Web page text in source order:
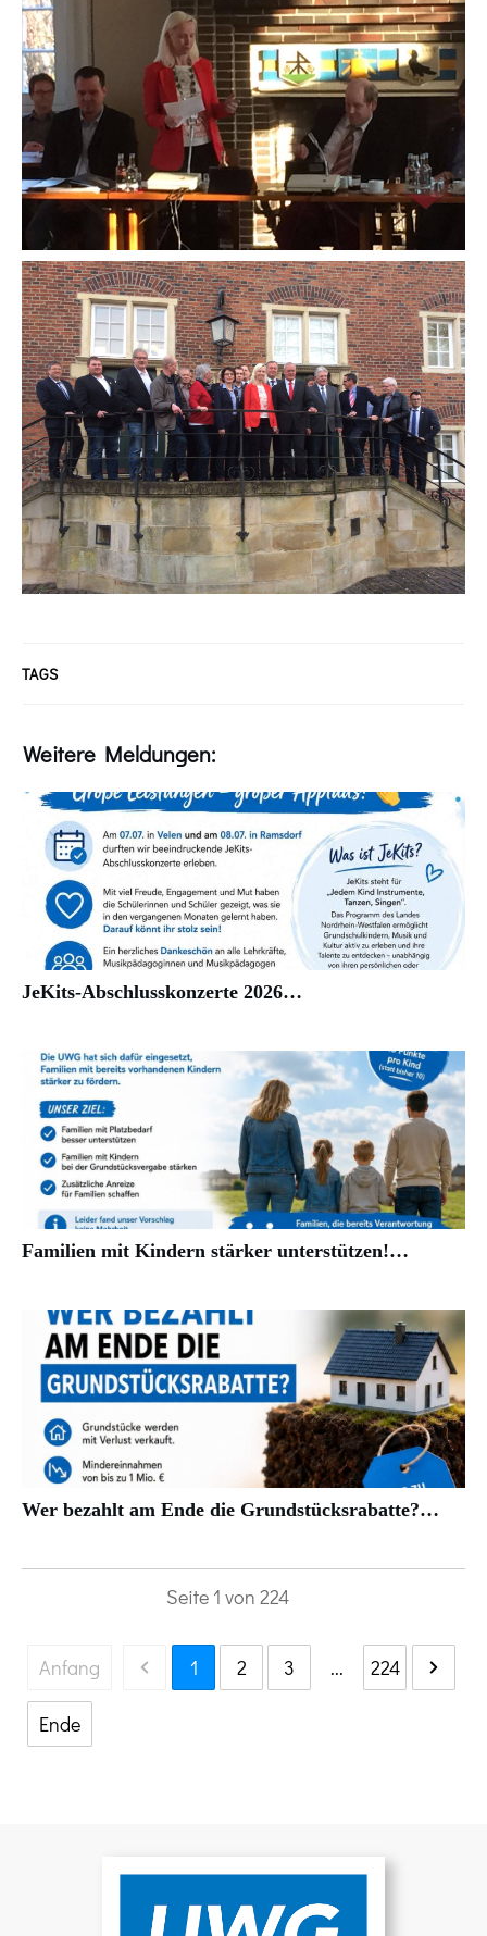
TAGS
Weitere Meldungen:
JeKits-Abschlusskonzerte 2026…
Familien mit Kindern stärker unterstützen!…
Wer bezahlt am Ende die Grundstücksrabatte?…
Seite 1 von 224
Anfang 1 2 3 ... 224
Ende